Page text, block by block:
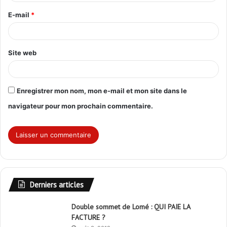
e
*
E-mail *
Site web
Enregistrer mon nom, mon e-mail et mon site dans le
navigateur pour mon prochain commentaire.
Derniers articles
Double sommet de Lomé : QUI PAIE LA
FACTURE ?